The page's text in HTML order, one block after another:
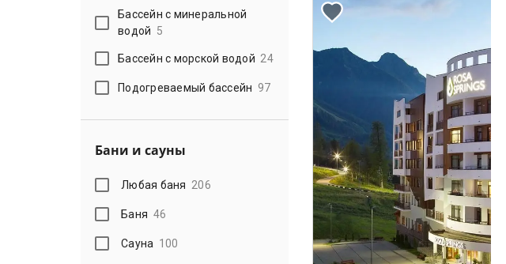
Бассейн с минеральной
водой 5
Бассейн с морской водой 24
Подогреваемый бассейн 97
Бани и сауны
Любая баня 206
Баня 46
Сауна 100